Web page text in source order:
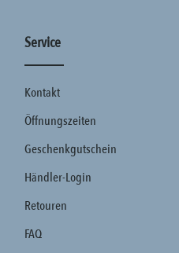
Service
Kontakt
Öffnungszeiten
Geschenkgutschein
Händler-Login
Retouren
FAQ